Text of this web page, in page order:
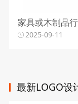
家具或木制品
2025-09-11
最新LOGO设